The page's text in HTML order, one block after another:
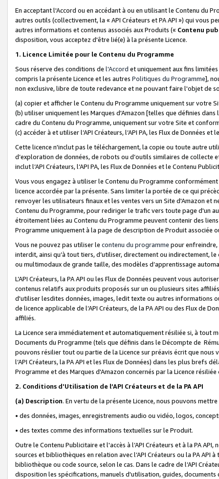
En acceptant l'Accord ou en accédant à ou en utilisant le Contenu du
autres outils (collectivement, la « API Créateurs et PA API ») qui vous
autres informations et contenus associés aux Produits (« Contenu
disposition, vous acceptez d'être lié(e) à la présente Licence.
1. Licence Limitée pour le Contenu du Programme
Sous réserve des conditions de l'Accord et uniquement aux fins
compris la présente Licence et les autres Politiques du Programme],
non exclusive, libre de toute redevance et ne pouvant faire l'objet de
(a) copier et afficher le Contenu du Programme uniquement sur votre
(b) utiliser uniquement les Marques d'Amazon [telles que définies dans
cadre du Contenu du Programme, uniquement sur votre Site et
(c) accéder à et utiliser l’API Créateurs, l’API PA, les Flux de Données
Cette licence n'inclut pas le téléchargement, la copie ou toute autre
d’exploration de données, de robots ou d’outils similaires de
inclut l’API Créateurs, l’API PA, les Flux de Données et le Contenu
Vous vous engagez à utiliser le Contenu du Programme
licence accordée par la présente. Sans limiter la portée de ce qui
renvoyer les utilisateurs finaux et les ventes vers un Site d'Amazon et
Contenu du Programme, pour rediriger le trafic vers toute page d'un
étroitement liées au Contenu du Programme peuvent contenir des
Programme uniquement à la page de description de Produit associée
Vous ne pouvez pas utiliser le contenu du programme pour
interdit, ainsi qu’à tout tiers, d’utiliser, directement ou indirectement,
ou multimodaux de grande taille, des modèles d’apprentissage
L’API Créateurs, la PA API ou les Flux de Données peuvent vous
contenus relatifs aux produits proposés sur un ou plusieurs sites
d'utiliser lesdites données, images, ledit texte ou autres informations
de licence applicable de l’API Créateurs, de la PA API ou des Flux de
affiliés.
La Licence sera immédiatement et automatiquement résiliée si, à
Documents du Programme (tels que définis dans le Décompte de
pouvons résilier tout ou partie de la Licence sur préavis écrit que
l’API Créateurs, la PA API et les Flux de Données) dans les plus
Programme et des Marques d'Amazon concernés par la Licence
2. Conditions d'Utilisation de l’API Créateurs et de la PA API
(a) Description. En vertu de la présente Licence, nous pouvons
• des données, images, enregistrements audio ou vidéo, logos,
• des textes comme des informations textuelles sur le Produit.
Outre le Contenu Publicitaire et l'accès à l’API Créateurs et à la PA
sources et bibliothèques en relation avec l’API Créateurs ou la PA
bibliothèque ou code source, selon le cas. Dans le cadre de l’API
disposition les spécifications, manuels d'utilisation, guides,